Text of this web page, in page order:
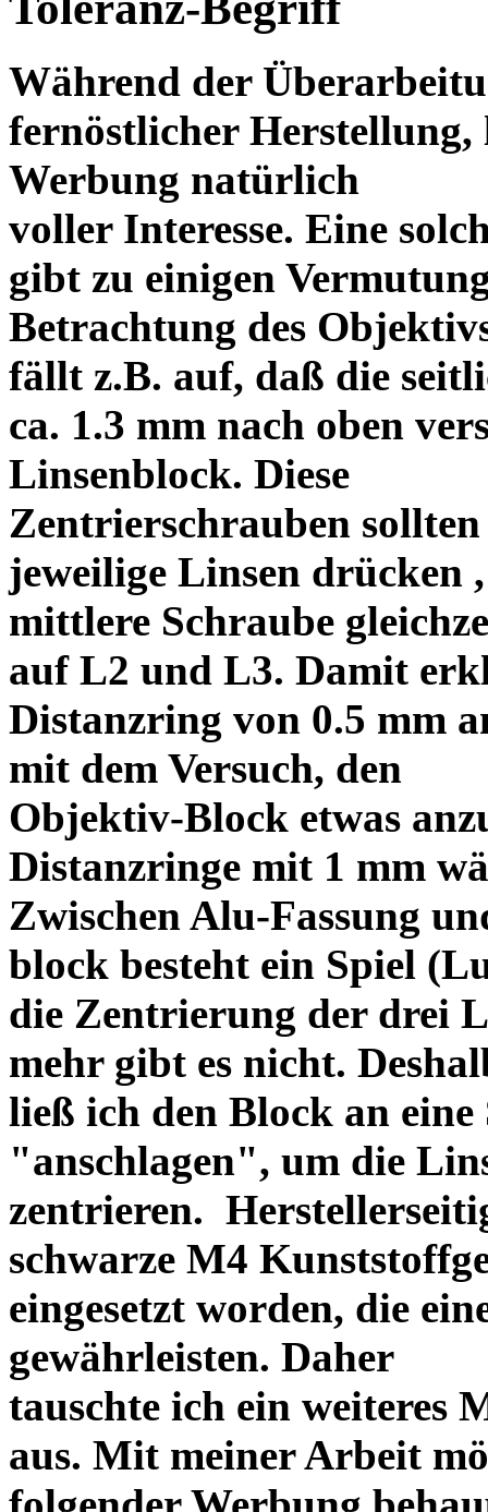
Während der
fernöstlicher Herstellung,
Werbung natürlich
voller Interesse. Eine
gibt zu einigen
Betrachtung des
fällt z.B. auf, daß die
ca. 1.3 mm nach oben
Linsenblock. Diese
Zentrierschrauben
jeweilige Linsen drücken
mittlere Schraube
auf L2 und L3. Damit
Distanzring von 0.5 mm
mit dem Versuch, den
Objektiv-Block etwas
Distanzringe mit 1 mm
Zwischen Alu-Fassung
block besteht ein Spiel
die Zentrierung der drei
mehr gibt es nicht.
ließ ich den Block an eine
"anschlagen", um die
zentrieren.
schwarze M4
eingesetzt worden, die
gewährleisten. Daher
tauschte ich ein weiteres
aus. Mit meiner Arbeit